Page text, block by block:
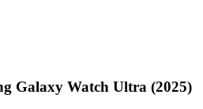
Galaxy Watch Ultra (2025)